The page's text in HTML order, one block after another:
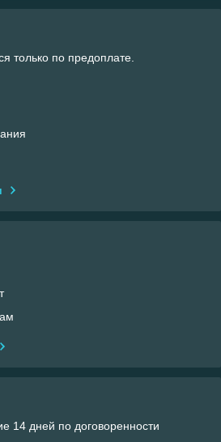
только по предоплате.
14 дней по договоренности